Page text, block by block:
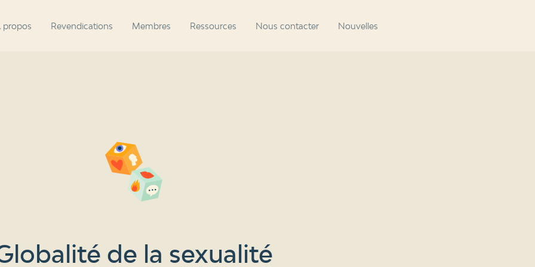
propos Revendications Membres Ressources Nous contacter Nouvelles
de la sexualité